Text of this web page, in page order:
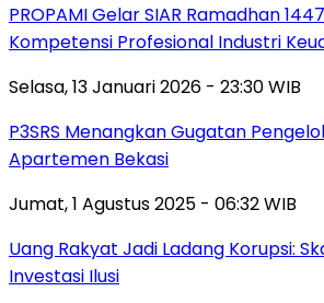
PROPAMI Gelar SIAR Ramadhan
Kompetensi Profesional Industri
Selasa, 13 Januari 2026 - 23:30 WIB
P3SRS Menangkan Gugatan
Apartemen Bekasi
Jumat, 1 Agustus 2025 - 06:32 WIB
Uang Rakyat Jadi Ladang Korupsi:
Investasi Ilusi